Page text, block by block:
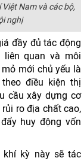
Nam và các bộ,
nghị
đầy đủ tác động
quan và môi
mới chủ yếu là
điều kiện thị
cầu xây dựng cơ
ro địa chất cao,
huy động vốn
khí kỳ này sẽ tác